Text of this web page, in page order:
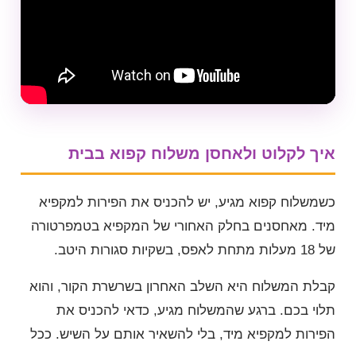
איך לקלוט ולאחסן משלוח קפוא בבית
כשמשלוח קפוא מגיע, יש להכניס את הפירות למקפיא
מיד. מאחסנים בחלק האחורי של המקפיא בטמפרטורה
של 18 מעלות מתחת לאפס, בשקיות סגורות היטב.
קבלת המשלוח היא השלב האחרון בשרשרת הקור, והוא
תלוי בכם. ברגע שהמשלוח מגיע, כדאי להכניס את
הפירות למקפיא מיד, בלי להשאיר אותם על השיש. ככל